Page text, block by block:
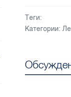
Теги:
Категории: